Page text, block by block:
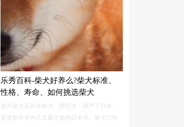
乐秀百科-柴犬好养么?柴犬标准、
性格、寿命、如何挑选柴犬
柴犬柴犬又叫丛林犬、西巴犬，原产于日本，
是体型中等并且又最古老的日本犬。柴犬习性